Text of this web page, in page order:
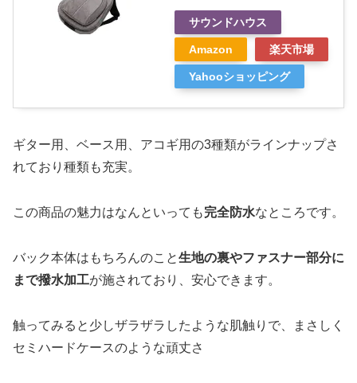
サウンドハウス
Amazon 楽天市場
Yahooショッピング
ギター用、ベース用、アコギ用の3種類がラインナップさ
れており種類も充実。
この商品の魅力はなんといっても完全防水なところです。
バック本体はもちろんのこと生地の裏やファスナー部分に
まで撥水加工が施されており、安心できます。
触ってみると少しザラザラしたような肌触りで、まさしく
セミハードケースのような頑丈さ